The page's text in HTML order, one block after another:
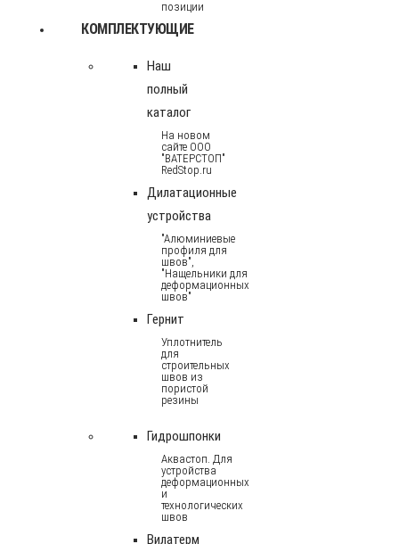
позиции
КОМПЛЕКТУЮЩИЕ
Наш
полный
каталог
На новом
сайте ООО
"ВАТЕРСТОП"
RedStop.ru
Дилатационные
устройства
"Алюминиевые
профиля для
швов",
"Нащельники для
деформационных
швов"
Гернит
Уплотнитель
для
строительных
швов из
пористой
резины
Гидрошпонки
Аквастоп. Для
устройства
деформационных
и
технологических
швов
Вилатерм